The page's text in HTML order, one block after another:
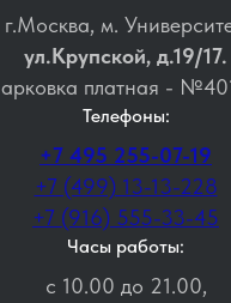
г.Москва, м.
ул.Крупской, д.19/17.
платная -
Телефоны:
+7 495 255-07-19
+7 (499) 13-13-228
+7 (916) 555-33-45
Часы работы:
с 10.00 до 21.00,